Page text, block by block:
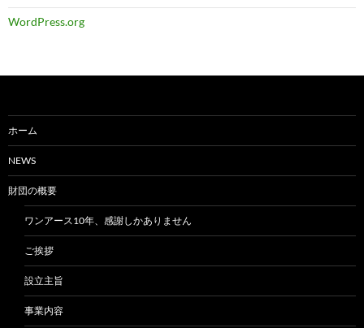
WordPress.org
ホーム
NEWS
財団の概要
ワンアース10年、感謝しかありません
ご挨拶
設立主旨
事業内容